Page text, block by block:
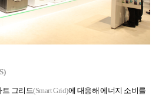
트 그리드(Smart Grid)에 대응해 에너지 소비를